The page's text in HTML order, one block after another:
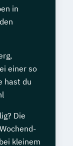
in
einer so
hast du
Die
kleinem